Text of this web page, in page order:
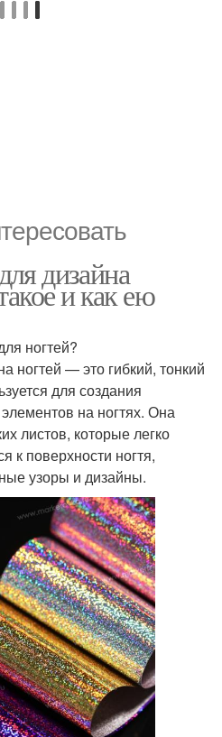
дизайна
и как ею
ногтей?
ногтей — это гибкий, тонкий
для создания
на ногтях. Она
листов, которые легко
поверхности ногтя,
узоры и дизайны.